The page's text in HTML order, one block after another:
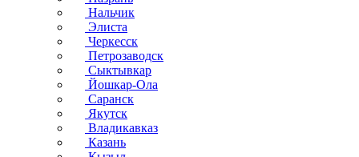
Нальчик
Элиста
Черкесск
Петрозаводск
Сыктывкар
Йошкар-Ола
Саранск
Якутск
Владикавказ
Казань